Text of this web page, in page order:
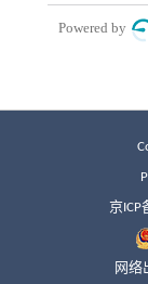
京ICP
网络